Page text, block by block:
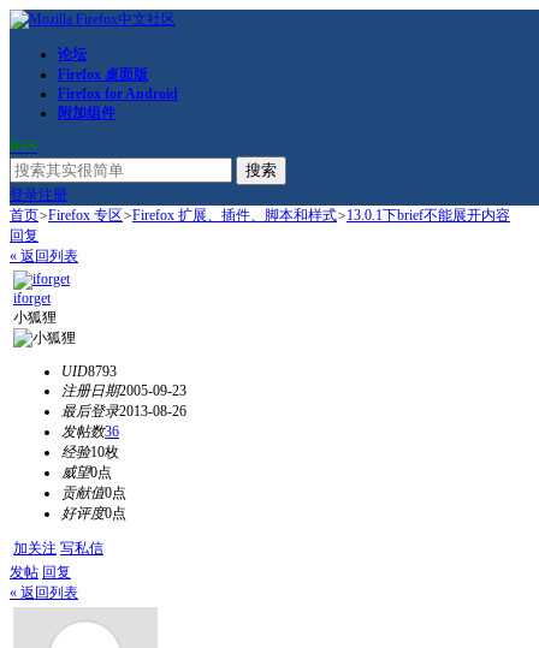
论坛
Firefox 桌面版
Firefox for Android
附加组件
RSS
搜索
登录注册
首页>Firefox 专区>Firefox 扩展、插件、脚本和样式>13.0.1下brief不能展开内容
回复
« 返回列表
iforget
小狐狸
UID8793
注册日期2005-09-23
最后登录2013-08-26
发帖数36
经验10枚
威望0点
贡献值0点
好评度0点
加关注 写私信
发帖 回复
« 返回列表